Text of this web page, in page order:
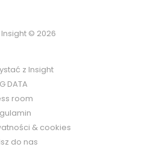
Insight © 2026
z Insight
DATA
room
& cookies
do nas